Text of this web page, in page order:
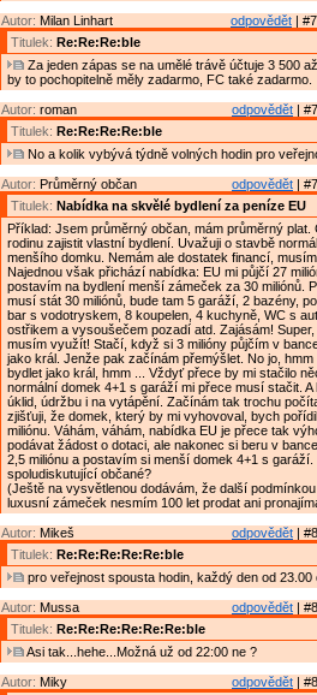
odpovědět |
Autor: Milan Linhart
Titulek: Re:Re:Re:ble
Za jeden zápas se na umělé trávě účtuje 3 500
by to pochopitelně měly zadarmo, FC také zadarmo.
odpovědět |
Autor: roman
Titulek: Re:Re:Re:Re:ble
No a kolik vybývá týdně volných hodin pro
odpovědět |
Autor: Průměrný občan
Titulek: Nabídka na skvělé bydlení za peníze EU
Příklad: Jsem průměrný občan, mám průměrný plat.
rodinu zajistit vlastní bydlení. Uvažuji o stavbě
menšího domku. Nemám ale dostatek financí,
Najednou však přichází nabídka: EU mi půjčí 27
postavím na bydlení menší zámeček za 30 miliónů.
musí stát 30 miliónů, bude tam 5 garáží, 2 bazény,
bar s vodotryskem, 8 koupelen, 4 kuchyně, WC s
ostřikem a vysoušečem pozadí atd. Zajásám!
musím využít! Stačí, když si 3 milióny půjčím v
jako král. Jenže pak začínám přemýšlet. No jo, hmm
bydlet jako král, hmm ... Vždyť přece by mi stačilo
normální domek 4+1 s garáží mi přece musí stačit. A
úklid, údržbu i na vytápění. Začínám tak trochu
zjišťuji, že domek, který by mi vyhovoval, bych
miliónu. Váhám, váhám, nabídka EU je přece tak
podávat žádost o dotaci, ale nakonec si beru v
2,5 miliónu a postavím si menší domek 4+1 s
spoludiskutující občané?
(Ještě na vysvětlenou dodávám, že další
luxusní zámeček nesmím 100 let prodat ani
odpovědět |
Autor: Mikeš
Titulek: Re:Re:Re:Re:Re:ble
pro veřejnost spousta hodin, každý den od 23.00
odpovědět |
Autor: Mussa
Titulek: Re:Re:Re:Re:Re:Re:ble
Asi tak...hehe...Možná už od 22:00 ne ?
odpovědět |
Autor: Miky